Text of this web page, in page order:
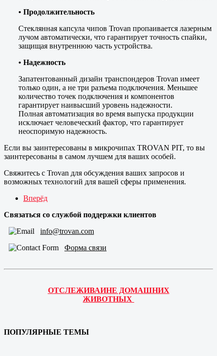
• Продолжительность
Стеклянная капсула чипов Trovan пропаивается лазерным
лучом автоматически, что гарантирует точность спайки,
защищая внутреннюю часть устройства.
• Надежность
Запатентованный дизайн транспондеров Trovan имеет
только один, а не три разъема подключения. Меньшее
количество точек подключения и компонентов
гарантирует наивысший уровень надежности.
Полная автоматизация во время выпуска продукции
исключает человеческий фактор, что гарантирует
неоспоримую надежность.
Если вы заинтересованы в микрочипах TROVAN PIT, то вы
заинтересованы в самом лучшем для ваших особей.
Свяжитесь с Trovan для обсуждения ваших запросов и
возможных технологий для вашей сферы применения.
Вперёд
Связаться со службой поддержки клиентов
info@trovan.com
Форма связи
ОТСЛЕЖИВАИНЕ ДОМАШНИХ
ЖИВОТНЫХ
ПОПУЛЯРНЫЕ ТЕМЫ